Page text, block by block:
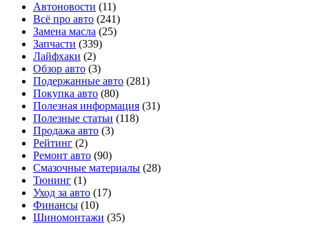
Автоновости (11)
Всё про авто (241)
Замена масла (25)
Запчасти (339)
Лайфхаки (2)
Обзор авто (3)
Подержанные авто (281)
Покупка авто (80)
Полезная информация (31)
Полезные статьи (118)
Продажа авто (3)
Рейтинг (2)
Ремонт авто (90)
Смазочные материалы (28)
Тюнинг (1)
Уход за авто (17)
Финансы (10)
Шиномонтажи (35)